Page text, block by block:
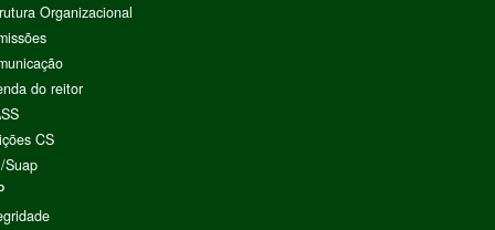
Organizacional
do reitor
CS
Suap